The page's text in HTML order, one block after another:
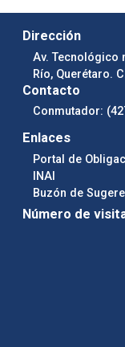
Dirección
Av. Tecnológico
Río, Querétaro.
Contacto
Conmutador:
Enlaces
Portal de
INAI
Buzón de
Número de